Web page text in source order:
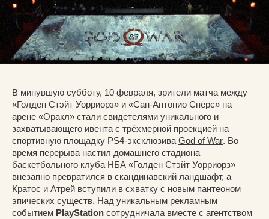
В минувшую субботу, 10 февраля, зрители матча между
«Голден Стэйт Уорриорз» и «Сан-Антонио Спёрс» на
арене «Оракл» стали свидетелями уникального и
захватывающего ивента с трёхмерной проекцией на
спортивную площадку PS4-эксклюзива God of War. Во
время перерыва настил домашнего стадиона
баскетбольного клуба НБА «Голден Стэйт Уорриорз»
внезапно превратился в скандинавский ландшафт, а
Кратос и Атрей вступили в схватку с новым пантеоном
эпических существ. Над уникальным рекламным
событием PlayStation сотрудничала вместе с агентством